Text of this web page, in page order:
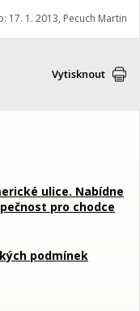
17. 1. 2013, Pecuch Martin
Vytisknout
ulice. Nabídne
pro chodce
podmínek